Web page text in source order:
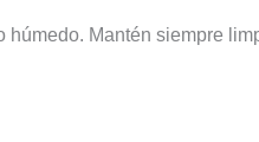
Mantén siempre